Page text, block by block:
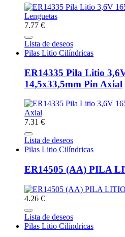
7.77 €
Lista de deseos
Pilas Litio Cilíndricas
ER14335 Pila Litio
14,5x33,5mm Pin Axial
7.31 €
Lista de deseos
Pilas Litio Cilíndricas
ER14505 (AA) PILA
4.26 €
Lista de deseos
Pilas Litio Cilíndricas